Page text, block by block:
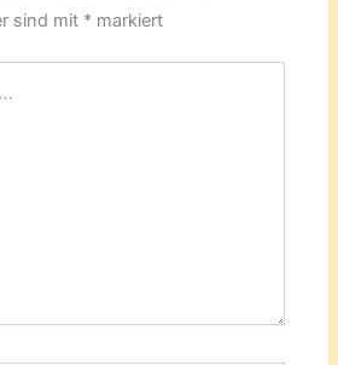
sind mit * markiert